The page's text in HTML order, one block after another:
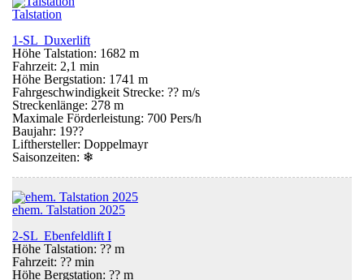
Talstation
1-SL Duxerlift
Höhe Talstation: 1682 m
Fahrzeit: 2,1 min
Höhe Bergstation: 1741 m
Fahrgeschwindigkeit Strecke: ?? m/s
Streckenlänge: 278 m
Maximale Förderleistung: 700 Pers/h
Baujahr: 19??
Lifthersteller: Doppelmayr
Saisonzeiten: ❄
ehem. Talstation 2025
2-SL Ebenfeldlift I
Höhe Talstation: ?? m
Fahrzeit: ?? min
Höhe Bergstation: ?? m